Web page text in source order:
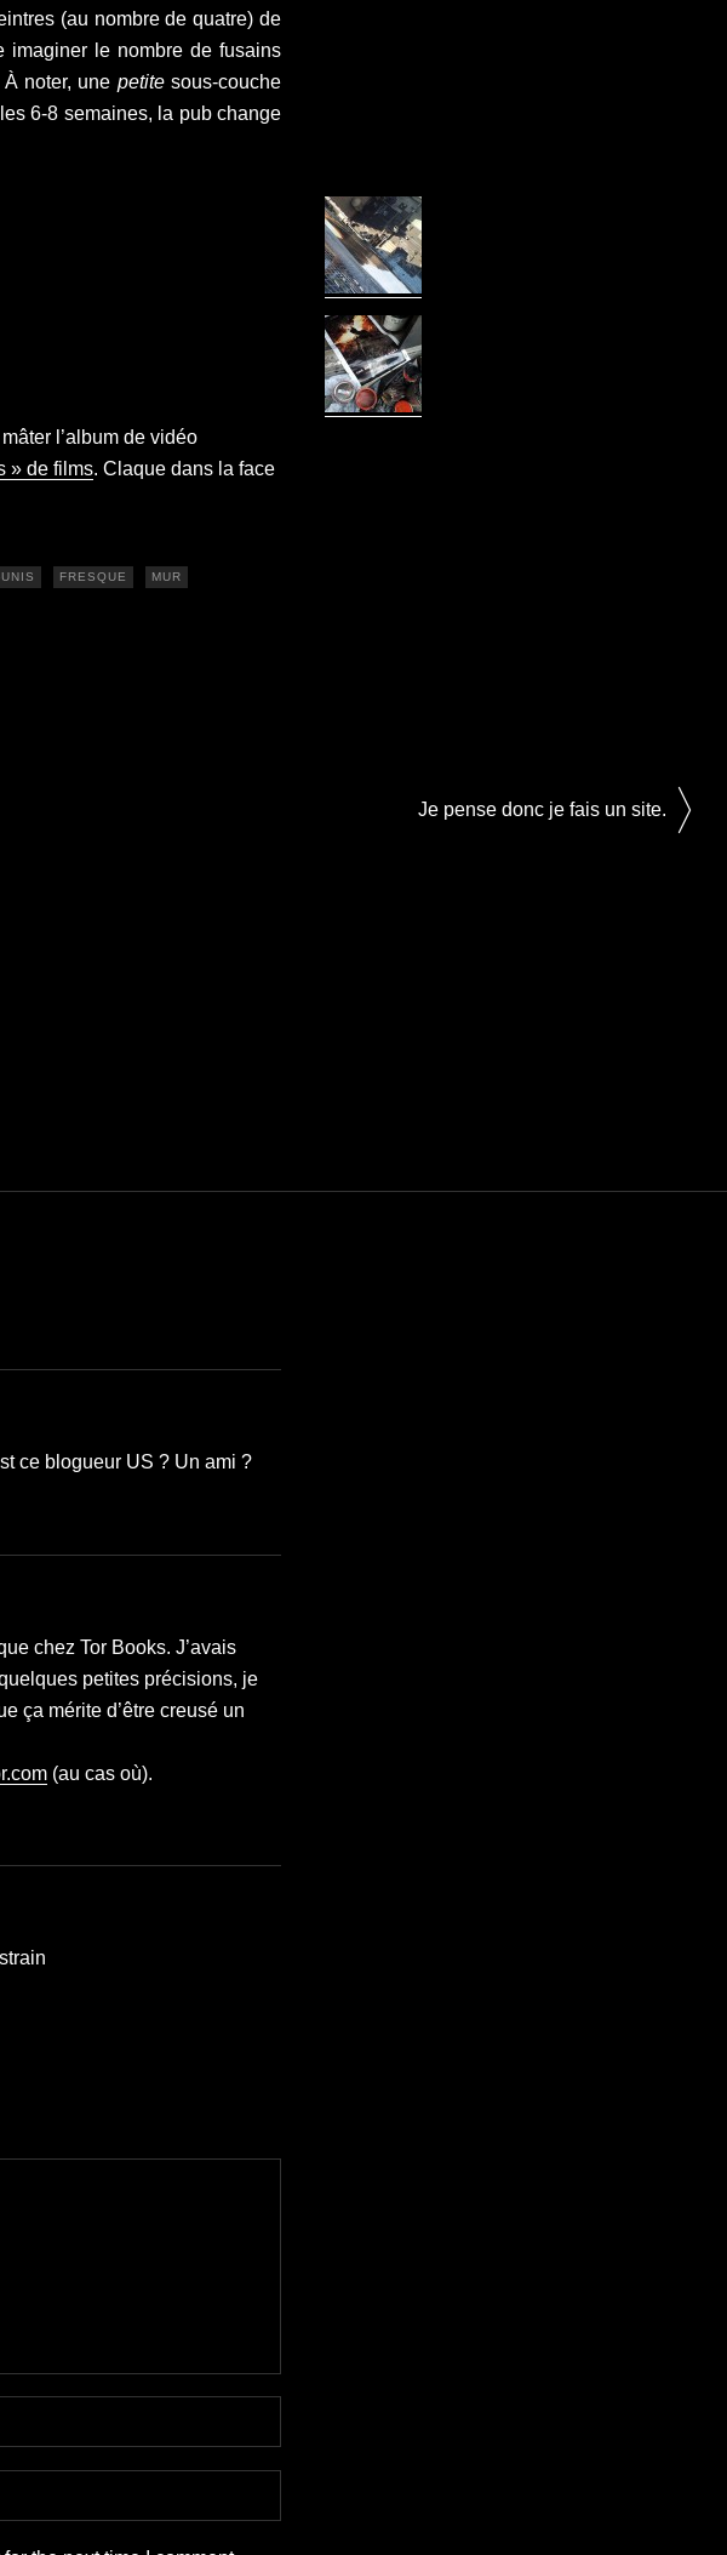
(au nombre de quatre) de
imaginer le nombre de fusains
noter, une petitesous-couche
6-8 semaines, la pub change
l’album de vidéo
» de films. Claque dans la face
FRESQUE MUR
Je pense donc je fais un site.
ce blogueur US ? Un ami ?
chez Tor Books. J’avais
petites précisions, je
ça mérite d’être creusé un
(au cas où).